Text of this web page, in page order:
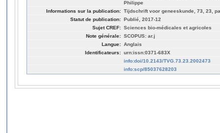
Philippe
Informations sur la publication: Tijdschrift voor geneeskunde, 73, 23,
Statut de publication: Publié, 2017-12
Sujet CREF: Sciences bio-médicales et agricoles
Note générale: SCOPUS: ar.j
Langue: Anglais
Identificateurs: urn:issn:0371-683X
info:doi/10.2143/TVG.73.23.2002473
info:scp/85037628203